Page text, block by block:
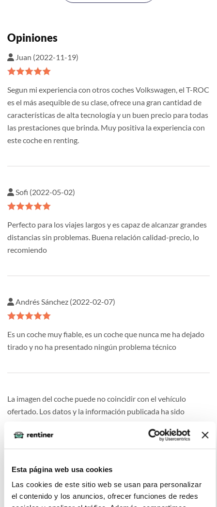
Esta página web usa cookies
Las cookies de este sitio web se usan para personalizar
el contenido y los anuncios, ofrecer funciones de redes
Opiniones
Juan (2022-11-19)
Segun mi experiencia con otros coches Volkswagen, el T-ROC
es el más asequible de su clase, ofrece una gran cantidad de
características de alta tecnología y un buen precio para todas
las prestaciones que brinda. Muy positiva la experiencia con
este coche en renting.
Sofi (2022-05-02)
Perfecto para los viajes largos y es capaz de alcanzar grandes
distancias sin problemas. Buena relación calidad-precio, lo
recomiendo
Andrés Sánchez (2022-02-07)
Es un coche muy fiable, es un coche que nunca me ha dejado
tirado y no ha presentado ningún problema técnico
La imagen del coche puede no coincidir con el vehículo
ofertado. Los datos y la información publicada ha sido
efectos informativos no contractuales.
Otras ofertas de VOLKSWAGEN T-